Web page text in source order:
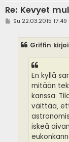
Re: Kevyet
VSu 22.03.2015 17:49
Griffin
En kyllä
mitään
kanssa.
väittää,
iskeä